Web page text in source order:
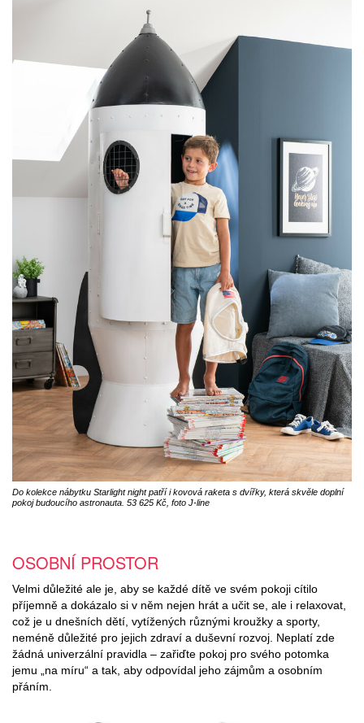
Do kolekce nábytku Starlight night patří i kovová raketa s dvířky, která skvěle doplní
pokoj budoucího astronauta. 53 625 Kč, foto J-line
OSOBNÍ PROSTOR
Velmi důležité ale je, aby se každé dítě ve svém pokoji cítilo
příjemně a dokázalo si v něm nejen hrát a učit se, ale i relaxovat,
což je u dnešních dětí, vytížených různými kroužky a sporty,
neméně důležité pro jejich zdraví a duševní rozvoj. Neplatí zde
žádná univerzální pravidla – zařiďte pokoj pro svého potomka
jemu „na míru“ a tak, aby odpovídal jeho zájmům a osobním
přáním.